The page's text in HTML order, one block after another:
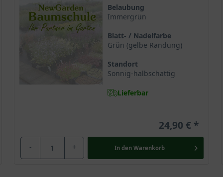
Belaubung
Immergrün
Blatt- / Nadelfarbe
Grün (gelbe Randung)
Standort
Sonnig-halbschattig
Lieferbar
24,90 €
- + In den Warenkorb